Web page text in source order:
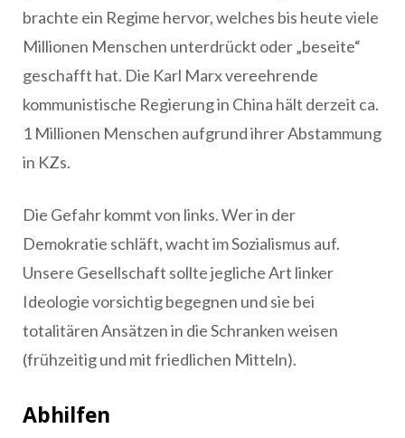
brachte ein Regime hervor, welches bis heute viele
Millionen Menschen unterdrückt oder „beseite“
geschafft hat. Die Karl Marx vereehrende
kommunistische Regierung in China hält derzeit ca.
1 Millionen Menschen aufgrund ihrer Abstammung
in KZs.
Die Gefahr kommt von links. Wer in der
Demokratie schläft, wacht im Sozialismus auf.
Unsere Gesellschaft sollte jegliche Art linker
Ideologie vorsichtig begegnen und sie bei
totalitären Ansätzen in die Schranken weisen
(frühzeitig und mit friedlichen Mitteln).
Abhilfen